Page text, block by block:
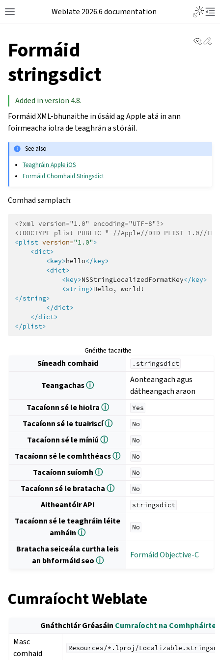
Weblate 2026.6 documentation
Formáid
stringsdict
Added in version 4.8.
Formáid XML-bhunaithe in úsáid ag Apple atá in ann
foirmeacha iolra de teaghrán a stóráil.
See also
Teaghráin Apple iOS
Formáid Chomhaid Stringsdict
Comhad samplach:
<?xml version="1.0" encoding="UTF-8"?>
<!DOCTYPE plist PUBLIC "-//Apple//DTD PLIST 1.0//
<plist version="1.0">
<dict>
<key>hello</key>
<dict>
<key>NSStringLocalizedFormatKey</key>
<string>Hello,
</string>
</dict>
</dict>
</plist>
Gnéithe tacaithe
Síneadh comhaid .stringsdict
Teangachasⓘ
Aonteangach agus
dátheangach araon
Tacaíonn sé le hiolraⓘ Yes
Tacaíonn sé le tuairiscíⓘ No
Tacaíonn sé le míniúⓘ No
Tacaíonn sé le comhthéacsⓘ No
Tacaíonn suíomhⓘ No
Tacaíonn sé le bratachaⓘ No
Aitheantóir API stringsdict
Tacaíonn sé le teaghráin léite
amháinⓘ
No
Bratacha seiceála curtha leis
an bhformáid seoⓘ
Formáid Objective-C
Cumraíocht Weblate
Gnáthchlár Gréasáin Cumraíocht na Comhpháirte
Masc
comhaid
Resources/*.lproj/